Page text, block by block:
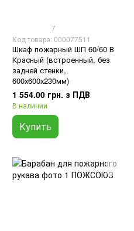
7
Код товара: 000077511
Шкаф пожарный ШП 60/60 В
Красный (встроенный, без
задней стенки,
600х600х230мм)
1 554.00 грн. з ПДВ
В наличии
Купить